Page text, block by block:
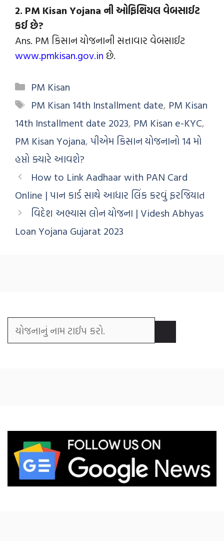
2. PM Kisan Yojana ની ઓફિશિયલ વેબસાઈટ
કઈ છે?
Ans. PM કિસાન યોજનાની સત્તાવાર વેબસાઈટ
www.pmkisan.gov.in છે.
PM Kisan
PM Kisan 14th Installment date, PM Kisan
14th Installment date 2023, PM Kisan e-KYC,
PM Kisan Yojana, પીએમ કિસાન યોજનાનો 14 મો
હપ્તો ક્યારે આવશે?
How to Link Aadhaar with PAN Card
Online | પાન કાર્ડ સાથે આધાર લિંક કરવું ફરજિયાત
વિદેશ અભ્યાસ લોન યોજના | Videsh Abhyas
Loan Yojana Gujarat 2023